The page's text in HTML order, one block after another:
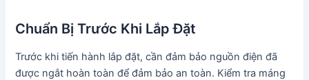
Chuẩn Bị Trước Khi Lắp Đặt
Trước khi tiến hành lắp đặt, cần đảm bảo nguồn điện đã
được ngắt hoàn toàn để đảm bảo an toàn. Kiểm tra máng